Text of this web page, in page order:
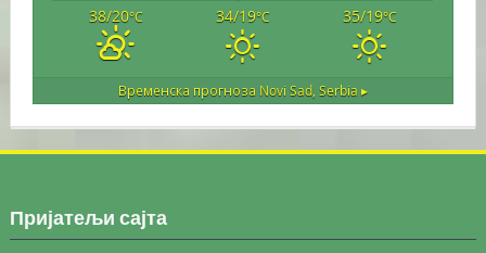
38/20°C 34/19°C 35/19°C
Временска прогноза Novi Sad, Serbia ▸
Пријатељи сајта